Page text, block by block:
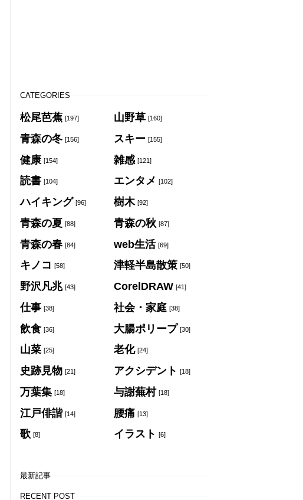
CATEGORIES
松尾芭蕉 [197] 山野草 [160]
青森の冬 [156] スキー [155]
健康 [154] 雑感 [121]
読書 [104] エンタメ [102]
ハイキング [96] 樹木 [92]
青森の夏 [88] 青森の秋 [87]
青森の春 [84] web生活 [69]
キノコ [58] 津軽半島散策 [50]
野沢凡兆 [43] CorelDRAW [41]
仕事 [38] 社会・家庭 [38]
飲食 [36] 大腸ポリープ [30]
山菜 [25] 老化 [24]
史跡見物 [21] アクシデント [18]
万葉集 [18] 与謝蕪村 [18]
江戸俳諧 [14] 腰痛 [13]
歌 [8] イラスト [6]
最新記事
RECENT POST